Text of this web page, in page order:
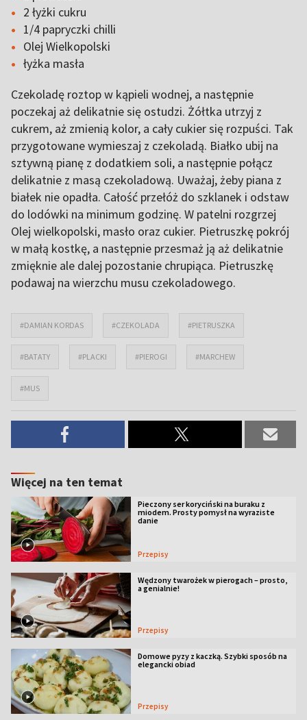
2 łyżki cukru
1/4 papryczki chilli
Olej Wielkopolski
łyżka masła
Czekoladę roztop w kąpieli wodnej, a następnie
poczekaj aż delikatnie się ostudzi. Żółtka utrzyj z
cukrem, aż zmienią kolor, a cały cukier się rozpuści. Tak
przygotowane wymieszaj z czekoladą. Białko ubij na
sztywną pianę z dodatkiem soli, a następnie połącz
delikatnie z masą czekoladową. Uważaj, żeby piana z
białek nie opadła. Całość przełóż do szklanek i odstaw
do lodówki na minimum godzinę. W patelni rozgrzej
Olej wielkopolski, masło oraz cukier. Pietruszkę pokrój
w małą kostkę, a następnie przesmaż ją aż delikatnie
zmięknie ale dalej pozostanie chrupiąca. Pietruszkę
podawaj na wierzchu musu czekoladowego.
#DAMIAN KORDAS #CZEKOLADA #PIETRUSZKA
#BATATY #PLACKI #PIEROGI #MARCHEW
#MUS
Więcej na ten temat
Pieczony ser koryciński na buraku z
miodem. Prosty pomysł na wyraziste
danie
Przepisy
Wędzony twarożek w pierogach – prosto,
a genialnie!
Przepisy
Domowe pyzy z kaczką. Szybki sposób na
elegancki obiad
Przepisy